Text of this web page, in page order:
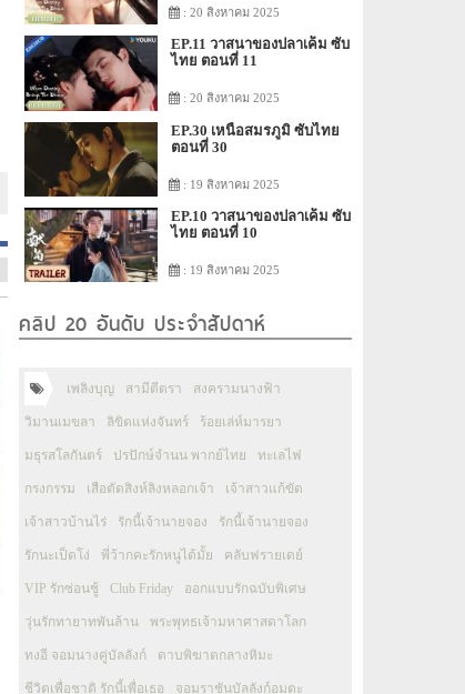
: 20 สิงหาคม 2025
EP.11 วาสนาของปลาเค็ม ซับ
ไทย ตอนที่ 11
: 20 สิงหาคม 2025
EP.30 เหนือสมรภูมิ ซับไทย
ตอนที่ 30
: 19 สิงหาคม 2025
EP.10 วาสนาของปลาเค็ม ซับ
ไทย ตอนที่ 10
: 19 สิงหาคม 2025
คลิป 20 อันดับ ประจำสัปดาห์
เพลิงบุญ สามีตีตรา สงครามนางฟ้า
วิมานเมขลา ลิขิตแห่งจันทร์ ร้อยเล่ห์มารยา
มธุรสโลกันตร์ ปรปักษ์จำนน พากย์ไทย ทะเลไฟ
กรงกรรม เสือตัดสิงห์ลิงหลอกเจ้า เจ้าสาวแก้ขัด
เจ้าสาวบ้านไร่ รักนี้เจ้านายจอง รักนี้เจ้านายจอง
รักนะเป็ดโง่ พี่ว้ากคะรักหนูได้มั้ย คลับฟรายเดย์
VIP รักซ่อนชู้ Club Friday ออกแบบรักฉบับพิเศษ
วุ่นรักทายาทพันล้าน พระพุทธเจ้ามหาศาสดาโลก
ทงอี จอมนางคู่บัลลังก์ ดาบพิฆาตกลางหิมะ
ชีวิตเพื่อชาติ รักนี้เพื่อเธอ จอมราชันบัลลังก์อมตะ